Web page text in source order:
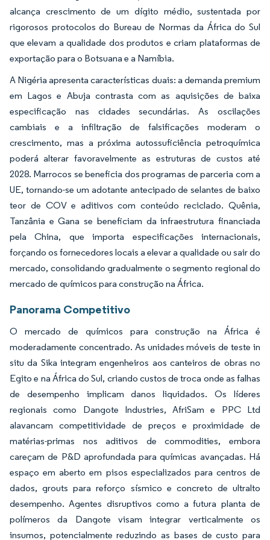
alcança crescimento de um dígito médio, sustentada por
rigorosos protocolos do Bureau de Normas da África do Sul
que elevam a qualidade dos produtos e criam plataformas de
exportação para o Botsuana e a Namíbia.
A Nigéria apresenta características duais: a demanda premium
em Lagos e Abuja contrasta com as aquisições de baixa
especificação nas cidades secundárias. As oscilações
cambiais e a infiltração de falsificações moderam o
crescimento, mas a próxima autossuficiência petroquímica
poderá alterar favoravelmente as estruturas de custos até
2028. Marrocos se beneficia dos programas de parceria com a
UE, tornando-se um adotante antecipado de selantes de baixo
teor de COV e aditivos com conteúdo reciclado. Quênia,
Tanzânia e Gana se beneficiam da infraestrutura financiada
pela China, que importa especificações internacionais,
forçando os fornecedores locais a elevar a qualidade ou sair do
mercado, consolidando gradualmente o segmento regional do
mercado de químicos para construção na África.
Panorama Competitivo
O mercado de químicos para construção na África é
moderadamente concentrado. As unidades móveis de teste in
situ da Sika integram engenheiros aos canteiros de obras no
Egito e na África do Sul, criando custos de troca onde as falhas
de desempenho implicam danos liquidados. Os líderes
regionais como Dangote Industries, AfriSam e PPC Ltd
alavancam competitividade de preços e proximidade de
matérias-primas nos aditivos de commodities, embora
careçam de P&D aprofundada para químicas avançadas. Há
espaço em aberto em pisos especializados para centros de
dados, grouts para reforço sísmico e concreto de ultralto
desempenho. Agentes disruptivos como a futura planta de
polímeros da Dangote visam integrar verticalmente os
insumos, potencialmente reduzindo as bases de custo para